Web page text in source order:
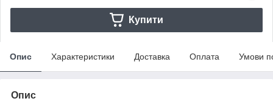
Купити
Опис Характеристики Доставка Оплата Умови
Опис